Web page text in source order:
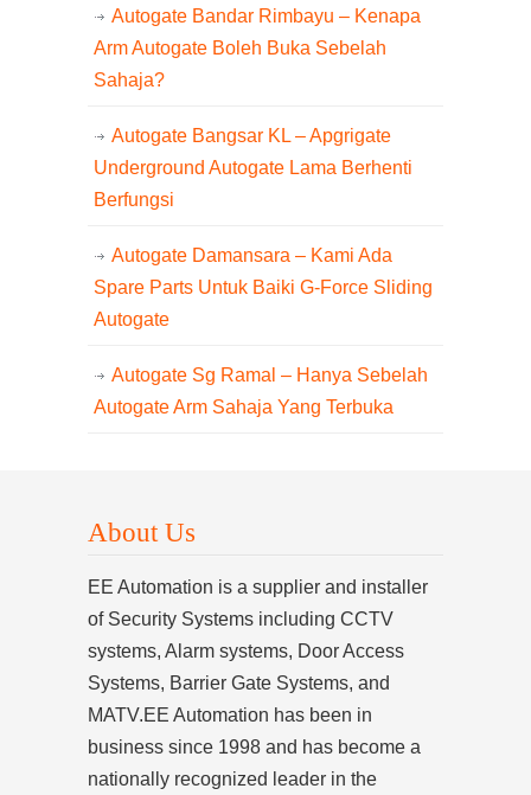
Autogate Bandar Rimbayu – Kenapa
Arm Autogate Boleh Buka Sebelah
Sahaja?
Autogate Bangsar KL – Apgrigate
Underground Autogate Lama Berhenti
Berfungsi
Autogate Damansara – Kami Ada
Spare Parts Untuk Baiki G-Force Sliding
Autogate
Autogate Sg Ramal – Hanya Sebelah
Autogate Arm Sahaja Yang Terbuka
About Us
EE Automation is a supplier and installer
of Security Systems including CCTV
systems, Alarm systems, Door Access
Systems, Barrier Gate Systems, and
MATV.EE Automation has been in
business since 1998 and has become a
nationally recognized leader in the